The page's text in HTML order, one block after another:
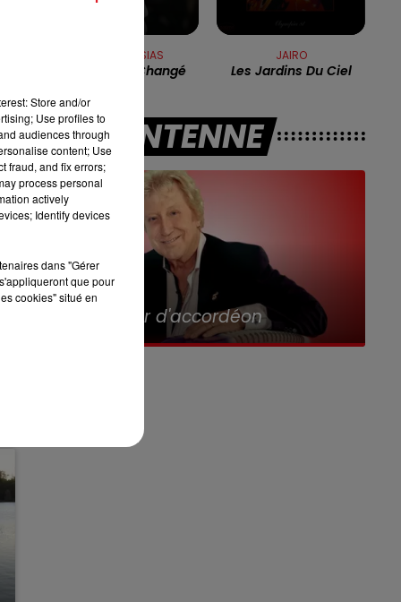
8h00 - 10h00
RDL WEEK-END
JULIO IGLESIAS
Je N'ai Pas Changé
JAIRO
Les Jardins Du Ciel
A L'ANTENNE
8h00 - 10h00
RDL WEEK-END
Store and/or
Use profiles to
audiences through
content; Use
fraud, and fix errors;
process personal
actively
Identify devices
dans "Gérer
que pour
cookies" situé en